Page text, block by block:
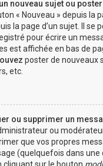
nouveau sujet ou
« Nouveau » depuis la
la page d’un sujet. Il se
pour écrire un
est affichée en bas de
poster de nouveaux
etc.
ou supprimer un
ou
que vos propres
(quelquefois dans une
cliquant sur le bouton